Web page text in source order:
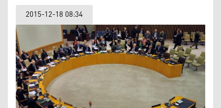
2015-12-18 08:34